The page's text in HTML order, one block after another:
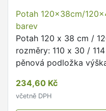
Potah 120x38cm/
barev
Potah 120 x 38 cm /
rozměry: 110 x 30 /
pěnová podložka
120 x 42 cm, …
234,60 Kč
včetně DPH